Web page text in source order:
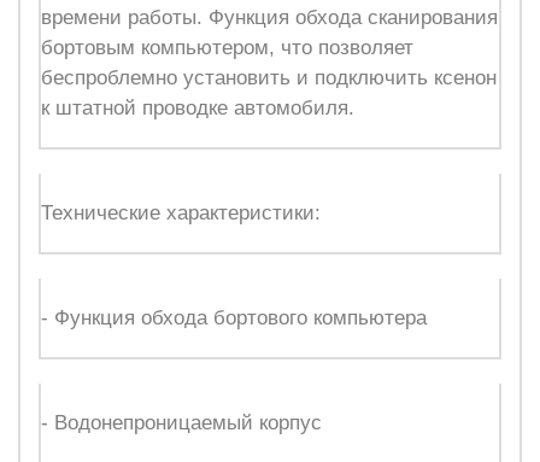
времени работы. Функция обхода сканирования
бортовым компьютером, что позволяет
беспроблемно установить и подключить ксенон
к штатной проводке автомобиля.
Технические характеристики:
- Функция обхода бортового компьютера
- Водонепроницаемый корпус